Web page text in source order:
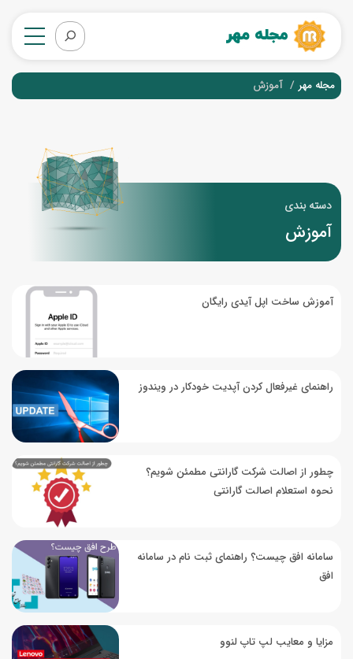
مجله مهر آموزش
دسته بندی
آموزش
آموزش ساخت اپل آیدی رایگان
راهنمای غیرفعال کردن آپدیت خودکار در ویندوز
چطور از اصالت شرکت گارانتی مطمئن شویم؟
نحوه استعلام اصالت گارانتی
سامانه افق چیست؟ راهنمای ثبت نام در سامانه
افق
مزایا و معایب لپ تاپ لنوو